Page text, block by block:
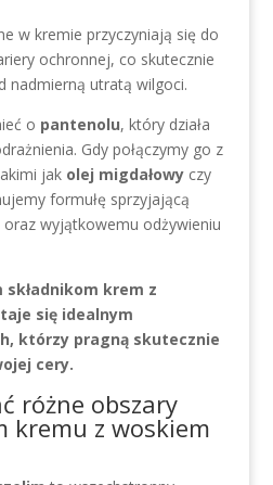
w kremie przyczyniają się do
ochronnej, co skutecznie
nadmierną utratą wilgoci.
o pantenolu, który działa
Gdy połączymy go z
jak olej migdałowyczy
formułę sprzyjającą
wyjątkowemu odżywieniu
krem z
się idealnym
którzy pragną skutecznie
cery.
różne obszary
kremu z woskiem